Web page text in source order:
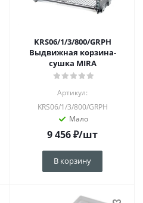
KRS06/1/3/800/GRPH
Выдвижная корзина-
сушка MIRA
Артикул:
KRS06/1/3/800/GRPH
Мало
9 456₽/шт
В корзину